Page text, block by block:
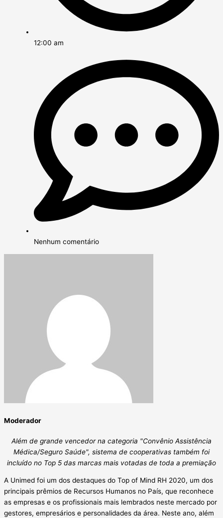
12:00 am
Nenhum comentário
Moderador
Além de grande vencedor na categoria "Convênio Assistência
Médica/Seguro Saúde", sistema de cooperativas também foi
incluído no Top 5 das marcas mais votadas de toda a premiação
A Unimed foi um dos destaques do Top of Mind RH 2020, um dos
principais prêmios de Recursos Humanos no País, que reconhece
as empresas e os profissionais mais lembrados neste mercado por
gestores, empresários e personalidades da área. Neste ano, além